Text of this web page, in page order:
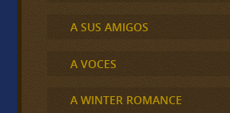
A SUS AMIGOS
A VOCES
A WINTER ROMANCE